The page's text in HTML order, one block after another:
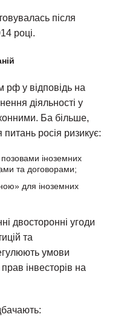
після
році.
рф у відповідь на
діяльності у
Ба більше,
питань росія ризикує:
іноземних
та договорами;
для іноземних
двосторонні угоди
та
умови
інвесторів на